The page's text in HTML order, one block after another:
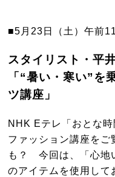
■5月23日（土）午前
スタイリスト・平
「“暑い・寒い”を
ツ講座」
NHK Eテレ「おとな
ファッション講座をご
も？ 今回は、「心地
のアイテムを使用して